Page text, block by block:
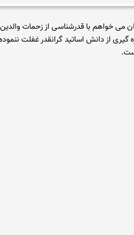
خواهم با قدرشناسی از زحمات والدین
از دانش اساتید گرانقدر غفلت ننموده